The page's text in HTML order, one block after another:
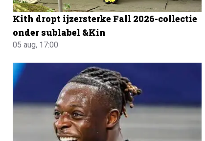
Kith dropt ijzersterke Fall 2026-collectie
onder sublabel &Kin
05 aug, 17:00